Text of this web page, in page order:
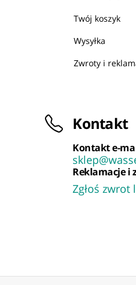
Twój koszyk
Wysyłka
Zwroty i
Kontakt
Kontakt e-
Reklamacje i
Zgłoś